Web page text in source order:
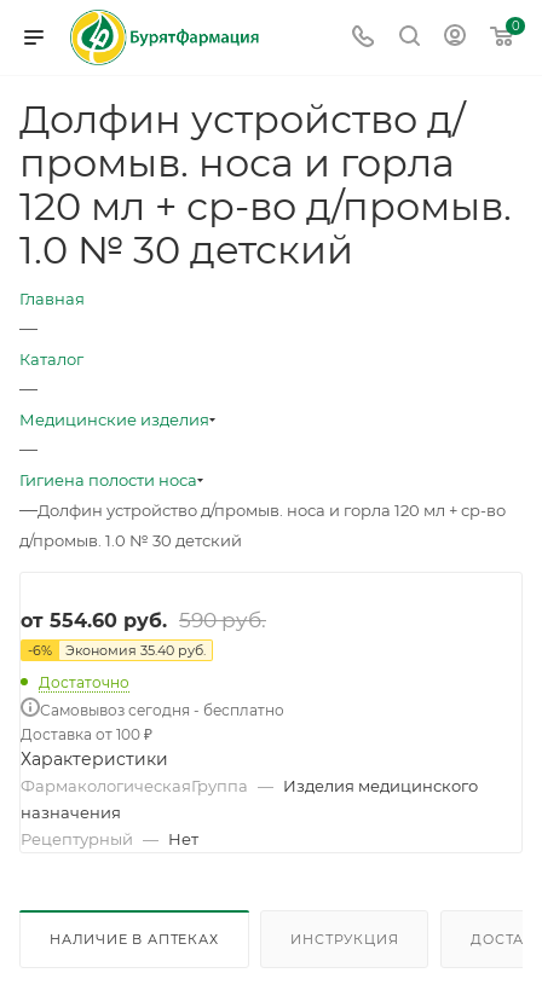
0
Долфин устройство д/
промыв. носа и горла
120 мл + ср-во д/промыв.
1.0 № 30 детский
Главная
—
Каталог
—
Медицинские изделия
—
Гигиена полости носа
—Долфин устройство д/промыв. носа и горла 120 мл + ср-во
д/промыв. 1.0 № 30 детский
от 554.60 руб. 590 руб.
-6% Экономия 35.40 руб.
Достаточно
Самовывоз сегодня - бесплатно
Доставка от 100 ₽
Характеристики
ФармакологическаяГруппа — Изделия медицинского
назначения
Рецептурный — Нет
НАЛИЧИЕ В АПТЕКАХ ИНСТРУКЦИЯ